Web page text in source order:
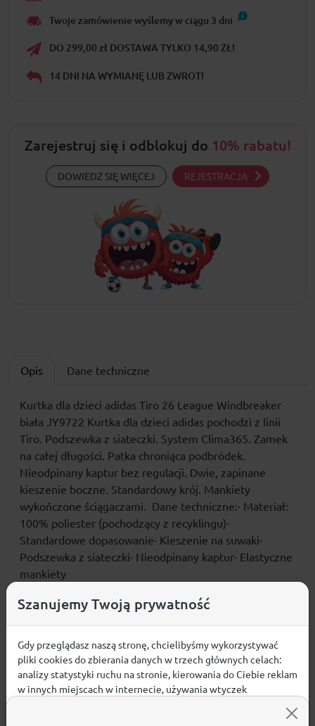
Twoje zamówienie wyślemy w ciągu 3 dni
DO 299,00 zł DOSTAWA TYLKO 14,90 ZŁ!
14 DNI NA WYMIANĘ LUB ZWROT!
Zarejestruj się i odblokuj do 10% rabatu!
DOWIEDZ SIĘ WIĘCEJ REJESTRACJA
Opis Dane techniczne
Kurtka dla dzieci adidas Tiro 26 League Windbreaker
biała JY9722 Kurtka dla dzieci adidas pochodzi z linii
Tiro. Podszewka z siateczki. System Clima365. Zamek
na całej długości. Patka chroniąca podbródek.
Nieodpinany kaptur bez regulacji. Dwie, zapinane
kieszenie boczne. Standardowy krój. Mankiety
wykończone ściągaczami. Dane techniczne:· Materiał:
100% poliester (pochodzący z recyklingu)·
Standardowe dopasowanie· Kieszenie na suwaki·
Podszewka z siateczki· Nieodpinany kaptur· Elastyczne
mankiety
Opinie
ŚREDNIA OCENA:
Szanujemy Twoją prywatność
Gdy przeglądasz naszą stronę, chcielibyśmy wykorzystywać
pliki cookies do zbierania danych w trzech głównych celach:
analizy statystyki ruchu na stronie, kierowania do Ciebie reklam
w innych miejscach w internecie, używania wtyczek